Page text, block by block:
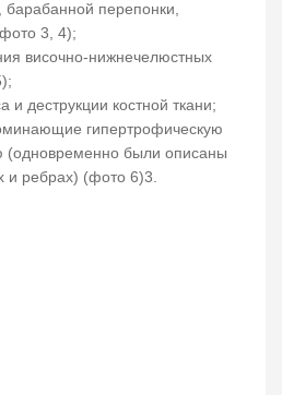
барабанной перепонки,
3, 4);
височно-нижнечелюстных
и деструкции костной ткани;
гипертрофическую
(одновременно были описаны
и ребрах) (фото 6)3.